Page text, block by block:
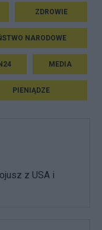
ZDROWIE
NARODOWE
MEDIA
PIENIĄDZE
z USA i